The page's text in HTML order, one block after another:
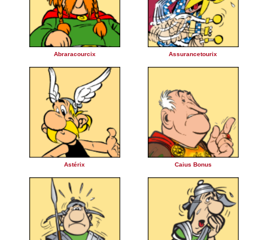
Abraracourcix Assurancetourix
Astérix Caius Bonus